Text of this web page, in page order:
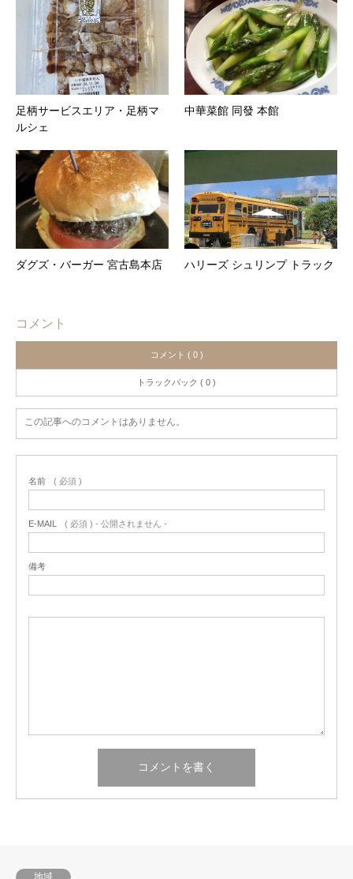
足柄サービスエリア・足柄マ
ルシェ
中華菜館 同發 本館
ダグズ・バーガー 宮古島本店 ハリーズ シュリンプ トラック
コメント
コメント ( 0 )
トラックバック ( 0 )
この記事へのコメントはありません。
名前 ( 必須 )
E-MAIL ( 必須 ) - 公開されません -
備考
地域